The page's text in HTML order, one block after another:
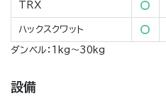
TRX
ハックスクワット
ダンベル：1kg～30kg
設備